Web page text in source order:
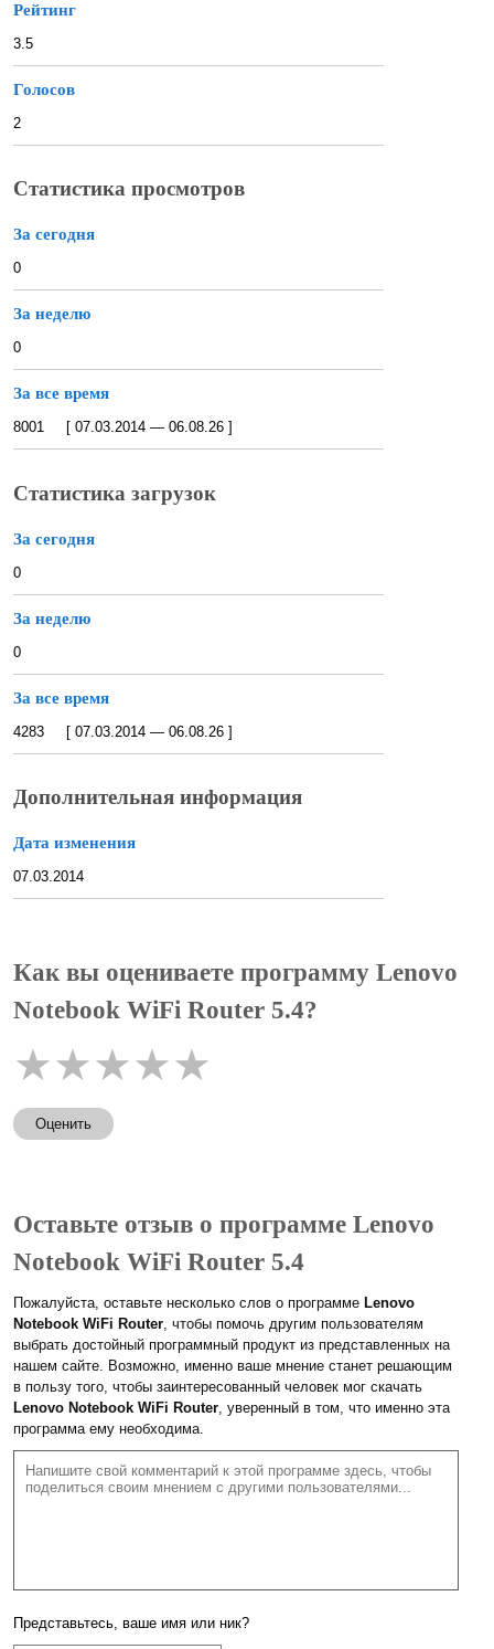
Рейтинг
3.5
Голосов
2
Статистика просмотров
За сегодня
0
За неделю
0
За все время
8001 [ 07.03.2014 — 06.08.26 ]
Статистика загрузок
За сегодня
0
За неделю
0
За все время
4283 [ 07.03.2014 — 06.08.26 ]
Дополнительная информация
Дата изменения
07.03.2014
Как вы оцениваете программу Lenovo
Notebook WiFi Router 5.4?
★★★★★
Оценить
Оставьте отзыв о программе Lenovo
Notebook WiFi Router 5.4
Пожалуйста, оставьте несколько слов о программе Lenovo
Notebook WiFi Router, чтобы помочь другим пользователям
выбрать достойный программный продукт из представленных на
нашем сайте. Возможно, именно ваше мнение станет решающим
в пользу того, чтобы заинтересованный человек мог скачать
Lenovo Notebook WiFi Router, уверенный в том, что именно эта
программа ему необходима.
Представьтесь, ваше имя или ник?